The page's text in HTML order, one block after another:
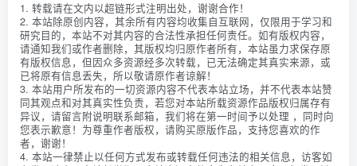
1. 转载请在文内以超链形式注明出处，谢谢合作！
2. 本站除原创内容，其余所有内容均收集自互联网，仅限用于学习和
研究目的，本站不对其内容的合法性承担任何责任。如有版权内容，
请通知我们或作者删除，其版权均归原作者所有，本站虽力求保存原
有版权信息，但因众多资源经多次转载，已无法确定其真实来源，或
已将原有信息丢失，所以敬请原作者谅解！
3. 本站用户所发布的一切资源内容不代表本站立场，并不代表本站赞
同其观点和对其真实性负责，若您对本站所载资源作品版权归属存有
异议，请留言附说明联系邮箱，我们将在第一时间予以处理 ，同时向
您表示歉意！为尊重作者版权，请购买原版作品，支持您喜欢的作
者，谢谢！
4. 本站一律禁止以任何方式发布或转载任何违法的相关信息，访客如